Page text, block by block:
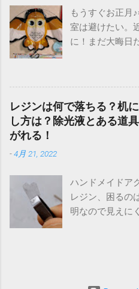
さはありません
い。手のひらサ
硬いし、大丈夫
言えない歯ご
なのか、中途半
ッとしたせんべ
ていたので、少
すが、その奥
と期待してまし
は空洞？！ 見て
な空洞ではあ
もうすぐお正月
室は避けたい。
に！まだ大晦日
場ですぐ、か
ぱり百均！100
てるの？はい、
た！年に一度し
うがいいですよ
ンテリア化しと
論から言うと、
です！ 実は、最
るのは、飾り
レジンは何で落ちる？机
し方は？除光液とある道
がれる！
-4月 21, 2022
ハンドメイドア
レジン、困るの
明なので見えに
まいます。 私
話ですが、日光